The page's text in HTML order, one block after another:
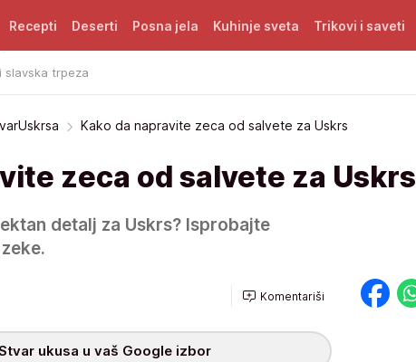
slavska trpeza
Recepti Deserti Posna jela Kuhinje sveta Trikovi i saveti
Kako da napravite zeca od salvete za Uskrs
zeca od salvete za Uskrs
detalj za Uskrs? Isprobajte
Komentariši
ukusa u vaš Google izbor